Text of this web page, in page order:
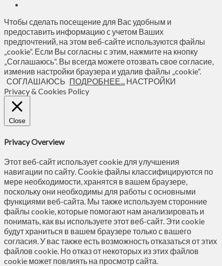
Чтобы сделать посещение для Вас удобным и
предоставить информацию с учетом Ваших
предпочтений, на этом веб-сайте используются файлы
„cookie“. Если Вы согласны с этим, нажмите на кнопку
„Соглашаюсь“. Вы всегда можете отозвать свое согласие,
изменив настройки браузера и удалив файлы „cookie“.
СОГЛАШАЮСЬ ПОДРОБНЕЕ... НАСТРОЙКИ
Privacy & Cookies Policy
Close
Privacy Overview
Этот веб-сайт использует cookie для улучшения
навигации по сайту. Сookie файлы классифицируются по
мере необходимости, хранятся в вашем браузере,
поскольку они необходимы для работы с основными
функциями веб-сайта. Мы также используем сторонние
файлы cookie, которые помогают нам анализировать и
понимать, как вы используете этот веб-сайт. Эти cookie
будут храниться в вашем браузере только с вашего
согласия. У вас также есть возможность отказаться от этих
файлов cookie. Но отказ от некоторых из этих файлов
cookie может повлиять на просмотр сайта.